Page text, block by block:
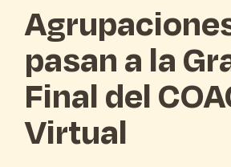
pasan a la
Final del
Virtual